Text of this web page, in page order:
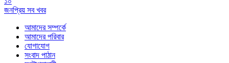
জনপ্রিয় সব খবর
আমাদের সম্পর্কে
আমাদের পরিবার
যোগাযোগ
সংবাদ পাঠান